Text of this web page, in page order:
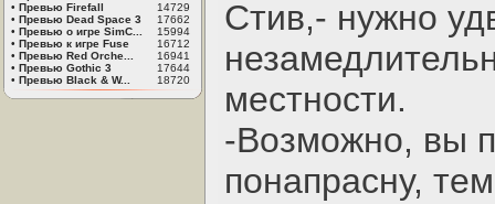
• Превью Firefall
14729
• Превью Dead Space 3
17662
• Превью о игре SimC...
15994
• Превью к игре Fuse
16712
• Превью Red Orche...
16941
• Превью Gothic 3
17644
• Превью Black & W... 18720
Стив,- нужно
местности.
-Возможно, вы
понапрасну,